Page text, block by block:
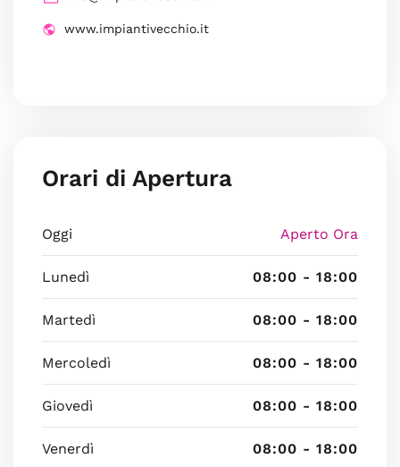
www.impiantivecchio.it
Orari di Apertura
Oggi Aperto Ora
Lunedì 08:00 - 18:00
Martedì 08:00 - 18:00
Mercoledì 08:00 - 18:00
Giovedì 08:00 - 18:00
Venerdì 08:00 - 18:00